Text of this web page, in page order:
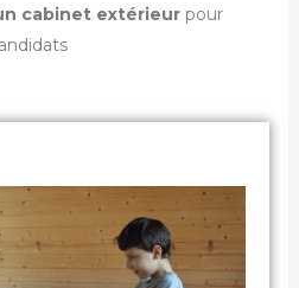
cabinet extérieur pour